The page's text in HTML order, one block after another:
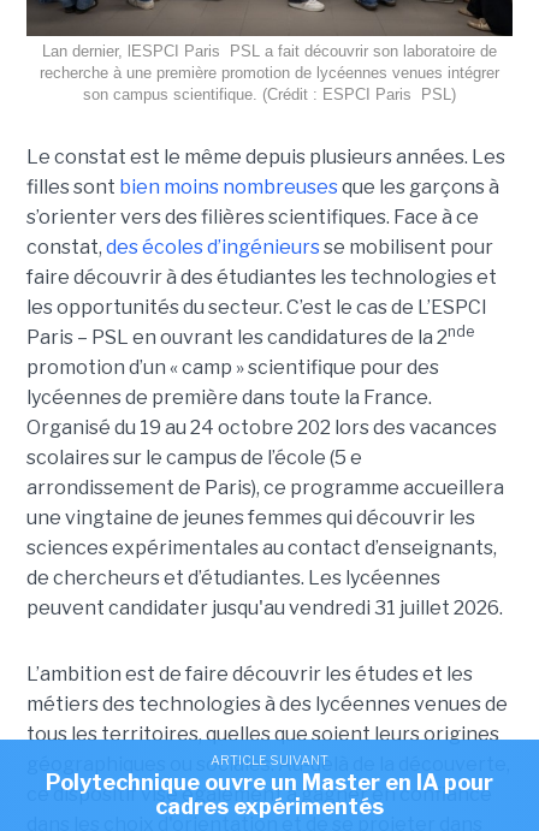
Lan dernier, lESPCI Paris  PSL a fait découvrir son laboratoire de
recherche à une première promotion de lycéennes venues intégrer
son campus scientifique. (Crédit : ESPCI Paris  PSL)
Le constat est le même depuis plusieurs années. Les
filles sont bien moins nombreusesque les garçons à
s’orienter vers des filières scientifiques. Face à ce
constat, des écoles d’ingénieursse mobilisent pour
faire découvrir à des étudiantes les technologies et
les opportunités du secteur. C’est le cas de L’ESPCI
Paris – PSL en ouvrant les candidatures de la 2nde
promotion d’un « camp » scientifique pour des
lycéennes de première dans toute la France.
Organisé du 19 au 24 octobre 202 lors des vacances
scolaires sur le campus de l’école (5 e
arrondissement de Paris), ce programme accueillera
une vingtaine de jeunes femmes qui découvrir les
sciences expérimentales au contact d’enseignants,
de chercheurs et d’étudiantes. Les lycéennes
peuvent candidater jusqu'au vendredi 31 juillet 2026.
L’ambition est de faire découvrir les études et les
métiers des technologies à des lycéennes venues de
tous les territoires, quelles que soient leurs origines
géographiques ou sociales. Au-delà de la découverte,
ce dispositif vise également à gagner en confiance
dans les choix d'orientation et de se projeter dans
ARTICLE SUIVANT
Polytechnique ouvre un Master en IA pour
cadres expérimentés